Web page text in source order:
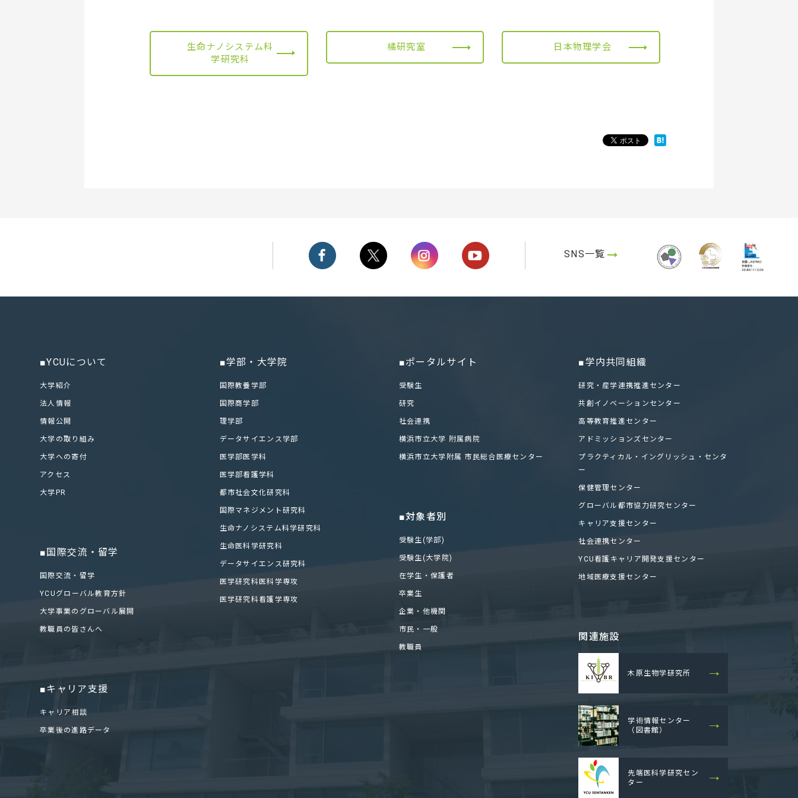
生命ナノシステム科
学研究科
橘研究室 日本物理学会
SNS一覧
■YCUについて
大学紹介
法人情報
情報公開
大学の取り組み
大学への寄付
アクセス
大学PR
■国際交流・留学
国際交流・留学
YCUグローバル教育方針
大学事業のグローバル展開
教職員の皆さんへ
■キャリア支援
キャリア相談
卒業後の進路データ
■学部・大学院
国際教養学部
国際商学部
理学部
データサイエンス学部
医学部医学科
医学部看護学科
都市社会文化研究科
国際マネジメント研究科
生命ナノシステム科学研究科
生命医科学研究科
データサイエンス研究科
医学研究科医科学専攻
医学研究科看護学専攻
■ポータルサイト
受験生
研究
社会連携
横浜市立大学 附属病院
横浜市立大学附属 市民総合医療センター
■対象者別
受験生(学部)
受験生(大学院)
在学生・保護者
卒業生
企業・他機関
市民・一般
教職員
■学内共同組織
研究・産学連携推進センター
共創イノベーションセンター
高等教育推進センター
アドミッションズセンター
プラクティカル・イングリッシュ・センタ
ー
保健管理センター
グローバル都市協力研究センター
キャリア支援センター
社会連携センター
YCU看護キャリア開発支援センター
地域医療支援センター
関連施設
木原生物学研究所
学術情報センター
（図書館）
先端医科学研究セン
ター